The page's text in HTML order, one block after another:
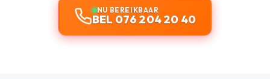
NU BEREIKBAAR
BEL 076 204 20 40